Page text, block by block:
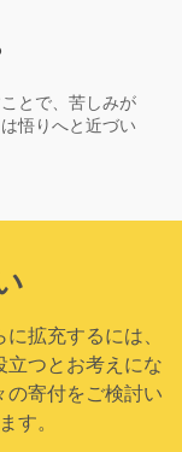
とで、苦しみが
悟りへと近づい
拡充するには、
立つとお考えにな
の寄付をご検討い
す。